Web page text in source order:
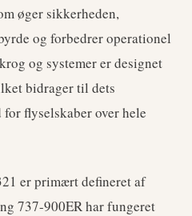
øger sikkerheden,
og forbedrer operationel
og systemer er designet
bidrager til dets
flyselskaber over hele
er primært defineret af
737-900ER har fungeret